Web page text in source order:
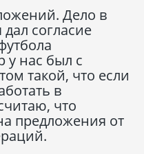
Дело в
согласие
у нас был с
такой, что если
в
что
предложения от